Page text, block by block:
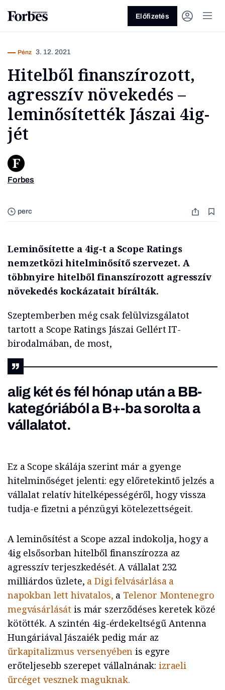
Előfizetés
perc
Pénz 3. 12. 2021
Hitelből finanszírozott,
agresszív növekedés –
leminősítették Jászai 4ig-
jét
Forbes
Leminősítette a 4ig-t a Scope Ratings
nemzetközi hitelminősítő szervezet. A
többnyire hitelből finanszírozott agresszív
növekedés kockázatait bírálták.
Szeptemberben még csak felülvizsgálatot
tartott a Scope Ratings Jászai Gellért IT-
birodalmában, de most,
alig két és fél hónap után a BB-
kategóriából a B+-ba sorolta a
vállalatot.
Ez a Scope skálája szerint már a gyenge
hitelminőséget jelenti: egy előretekintő jelzés a
vállalat relatív hitelképességéről, hogy vissza
tudja-e fizetni a pénzügyi kötelezettségeit.
A leminősítést a Scope azzal indokolja, hogy a
4ig elsősorban hitelből finanszírozza az
agresszív terjeszkedését. A vállalat 232
milliárdos üzlete, a Digi felvásárlása a
napokban lett hivatalos, a Telenor Montenegro
megvásárlását is már szerződéses keretek közé
kötötték. A szintén 4ig-érdekeltségű Antenna
Hungáriával Jászaiék pedig már az
űrkapitalizmus versenyében is egyre
erőteljesebb szerepet vállalnának: izraeli
űrcéget vesznek maguknak.